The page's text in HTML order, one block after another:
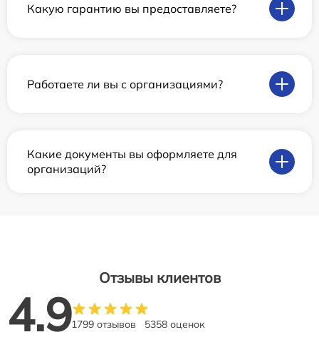
Какую гарантию вы предоставляете?
Работаете ли вы с организациями?
Какие документы вы оформляете для
организаций?
Отзывы клиентов
4.91799 отзывов 5358 оценок